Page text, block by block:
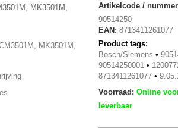
MK3501M,
MK3501M,
Artikelcode /
90514250
EAN: 8713411261077
Product tags:
Bosch/Siemens •
90514250001 •
8713411261077•
Voorraad: Online
leverbaar